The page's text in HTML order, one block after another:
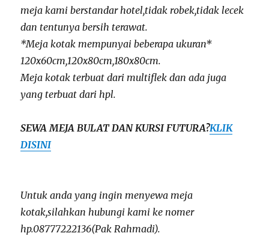
meja kami berstandar hotel,tidak robek,tidak lecek
dan tentunya bersih terawat.
*Meja kotak mempunyai beberapa ukuran*
120x60cm,120x80cm,180x80cm.
Meja kotak terbuat dari multiflek dan ada juga
yang terbuat dari hpl.
SEWA MEJA BULAT DAN KURSI FUTURA?KLIK
DISINI
Untuk anda yang ingin menyewa meja
kotak,silahkan hubungi kami ke nomer
hp.08777222136(Pak Rahmadi).